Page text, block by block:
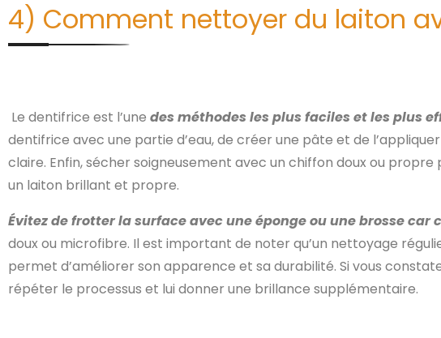
4) Comment nettoyer du laiton
Le dentifrice est l’une des méthodes les plus faciles et les plus
dentifrice avec une partie d’eau, de créer une pâte et de
claire. Enfin, sécher soigneusement avec un chiffon doux ou
un laiton brillant et propre.
Évitez de frotter la surface avec une éponge ou une brosse
doux ou microfibre. Il est important de noter qu’un nettoyage
permet d’améliorer son apparence et sa durabilité. Si vous
répéter le processus et lui donner une brillance supplémentaire.